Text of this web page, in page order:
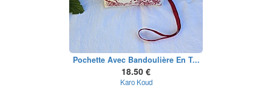
Pochette Avec Bandoulière En T...
18.50 €
Karo Koud